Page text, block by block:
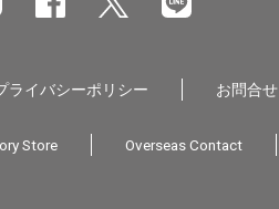
ライバシーポリシー お問合せ
Store Overseas Contact